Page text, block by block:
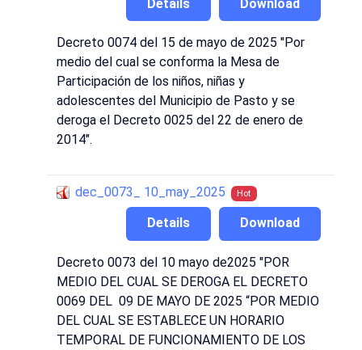
Download
Details
Decreto 0074 del 15 de mayo de 2025 "Por
medio del cual se conforma la Mesa de
Participación de los niños, niñas y
adolescentes del Municipio de Pasto y se
deroga el Decreto 0025 del 22 de enero de
2014".
dec_0073_ 10_may_2025 Hot
Download
Details
Decreto 0073 del 10 mayo de2025 "POR
MEDIO DEL CUAL SE DEROGA EL DECRETO
0069 DEL 09 DE MAYO DE 2025 “POR MEDIO
DEL CUAL SE ESTABLECE UN HORARIO
TEMPORAL DE FUNCIONAMIENTO DE LOS